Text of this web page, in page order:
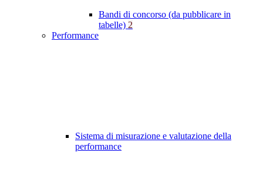
Bandi di concorso (da pubblicare in
tabelle) 2
Performance
Sistema di misurazione e valutazione della
performance